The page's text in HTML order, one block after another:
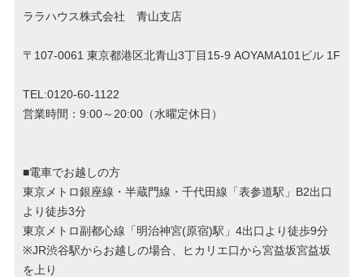
ララハウス株式会社 青山支店
〒107-0061 東京都港区北青山3丁目15-9 AOYAMA101ビル 1F
TEL:0120-60-1122
営業時間：9:00～20:00（水曜定休日）
■電車でお越しの方
東京メトロ銀座線・半蔵門線・千代田線「表参道駅」B2出口
より徒歩3分
東京メトロ副都心線「明治神宮(原宿)駅」4出口より徒歩9分
※JR渋谷駅からお越しの場合、ヒカリエ口から宮益坂宮益坂
を上り